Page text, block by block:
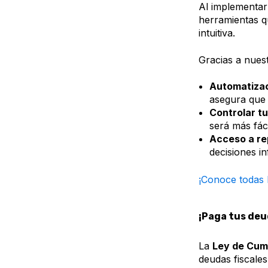
Al
herramientas
intuitiva.
Gracias a
asegura
Controlar
será más
Acceso a
decisiones
¡Conoce
¡Paga tus
La Ley de
deudas